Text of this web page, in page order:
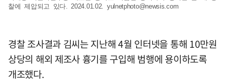
찰에 제압되고 있다. 2024.01.02. yulnetphoto@newsis.com
경찰 조사결과 김씨는 지난해 4월 인터넷을 통해 10만원
상당의 해외 제조사 흉기를 구입해 범행에 용이하도록
개조했다.